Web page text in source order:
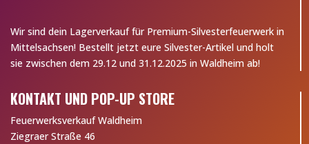
Wir sind dein Lagerverkauf für Premium-Silvesterfeuerwerk in
Mittelsachsen! Bestellt jetzt eure Silvester-Artikel und holt
sie zwischen dem 29.12 und 31.12.2025 in Waldheim ab!
KONTAKT UND POP-UP STORE
Feuerwerksverkauf Waldheim
Ziegraer Straße 46